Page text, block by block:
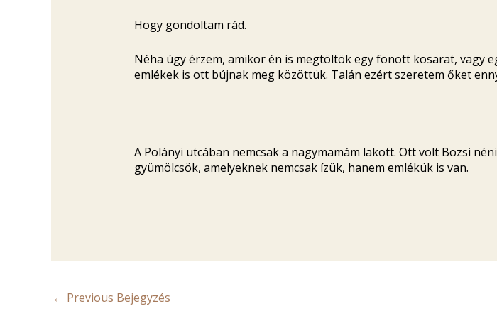
Hogy gondoltam rád.
Néha úgy érzem, amikor én is megtöltök egy fonott kosarat, vagy
emlékek is ott bújnak meg közöttük. Talán ezért szeretem őket
A Polányi utcában nemcsak a nagymamám lakott. Ott volt Bözsi
gyümölcsök, amelyeknek nemcsak ízük, hanem emlékük is van.
← Previous Bejegyzés